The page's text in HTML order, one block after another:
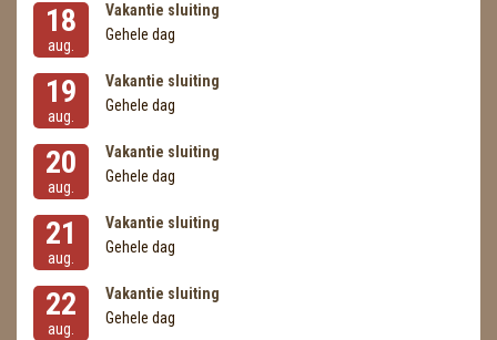
18
aug.
Vakantie sluiting
Gehele dag
19
aug.
Vakantie sluiting
Gehele dag
20
aug.
Vakantie sluiting
Gehele dag
21
aug.
Vakantie sluiting
Gehele dag
22
aug.
Vakantie sluiting
Gehele dag